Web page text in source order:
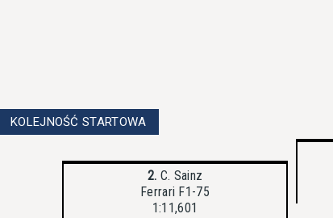
KOLEJNOŚĆ STARTOWA
2. C. Sainz
Ferrari F1-75
1:11,601